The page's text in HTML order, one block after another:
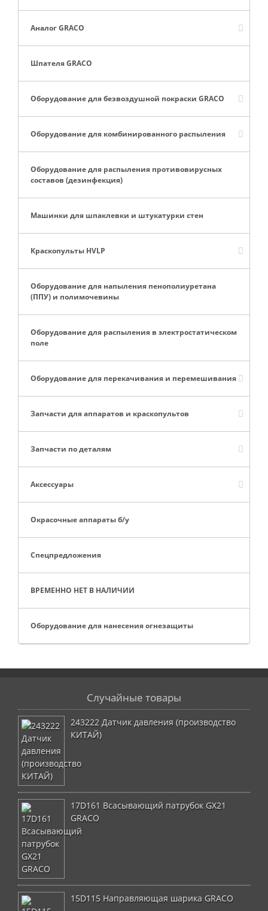
Аналог GRACO
Шпателя GRACO
Оборудование для безвоздушной покраски GRACO
Оборудование для комбинированного распыления
Оборудование для распыления противовирусных
составов (дезинфекция)
Машинки для шпаклевки и штукатурки стен
Краскопульты HVLP
Оборудование для напыления пенополиуретана
(ППУ) и полимочевины
Оборудование для распыления в электростатическом
поле
Оборудование для перекачивания и перемешивания
Запчасти для аппаратов и краскопультов
Запчасти по деталям
Аксессуары
Окрасочные аппараты б/у
Спецпредложения
ВРЕМЕННО НЕТ В НАЛИЧИИ
Оборудование для нанесения огнезащиты
Случайные товары
243222 Датчик давления (производство
КИТАЙ)
17D161 Всасывающий патрубок GX21
GRACO
15D115 Направляющая шарика GRACO